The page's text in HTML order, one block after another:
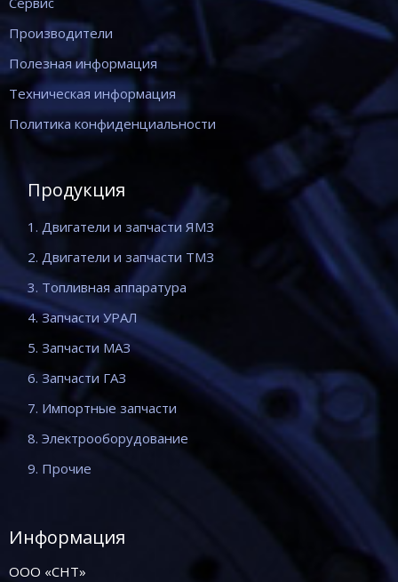
Производители
Полезная информация
Техническая информация
Политика конфиденциальности
Продукция
1. Двигатели и запчасти ЯМЗ
2. Двигатели и запчасти ТМЗ
3. Топливная аппаратура
4. Запчасти УРАЛ
5. Запчасти МАЗ
6. Запчасти ГАЗ
7. Импортные запчасти
8. Электрооборудование
9. Прочие
Информация
ООО «СНТ»